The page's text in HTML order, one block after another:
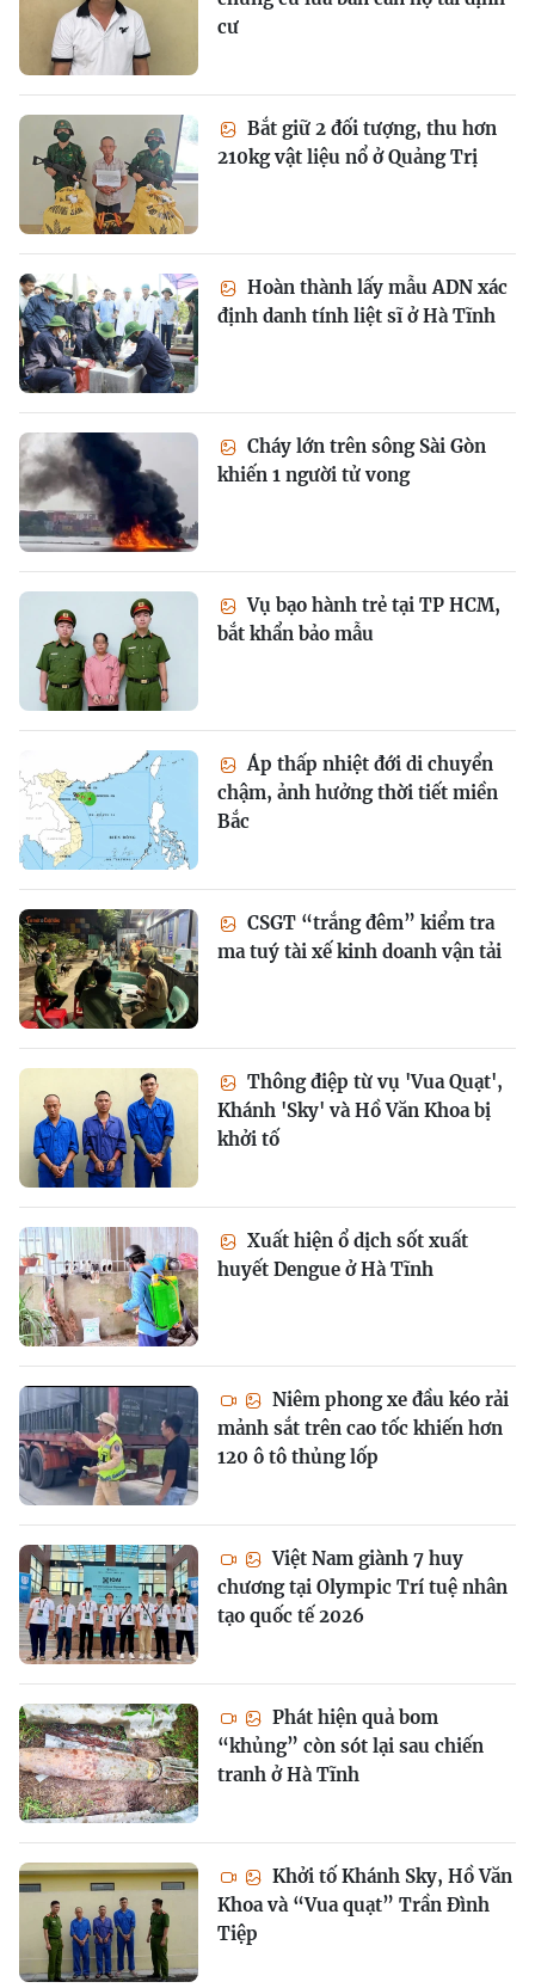
cư
Bắt giữ 2 đối tượng, thu hơn
210kg vật liệu nổ ở Quảng Trị
Hoàn thành lấy mẫu ADN xác
định danh tính liệt sĩ ở Hà Tĩnh
Cháy lớn trên sông Sài Gòn
khiến 1 người tử vong
Vụ bạo hành trẻ tại TP HCM,
bắt khẩn bảo mẫu
Áp thấp nhiệt đới di chuyển
chậm, ảnh hưởng thời tiết miền
Bắc
CSGT “trắng đêm” kiểm tra
ma tuý tài xế kinh doanh vận tải
Thông điệp từ vụ 'Vua Quạt',
Khánh 'Sky' và Hồ Văn Khoa bị
khởi tố
Xuất hiện ổ dịch sốt xuất
huyết Dengue ở Hà Tĩnh
Niêm phong xe đầu kéo rải
mảnh sắt trên cao tốc khiến hơn
120 ô tô thủng lốp
Việt Nam giành 7 huy
chương tại Olympic Trí tuệ nhân
tạo quốc tế 2026
Phát hiện quả bom
“khủng” còn sót lại sau chiến
tranh ở Hà Tĩnh
Khởi tố Khánh Sky, Hồ Văn
Khoa và “Vua quạt” Trần Đình
Tiệp